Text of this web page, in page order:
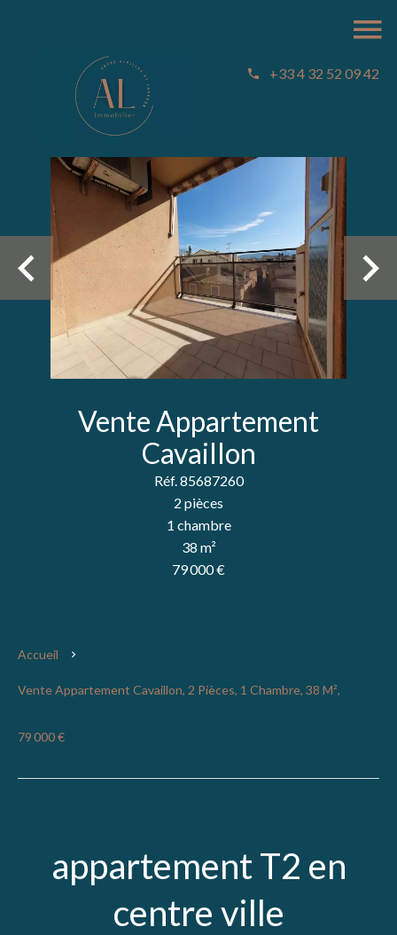
+33 4 32 52 09 42
Vente Appartement
Cavaillon
Réf. 85687260
2 pièces
1 chambre
38 m²
79 000 €
Accueil
Vente Appartement Cavaillon, 2 Pièces, 1 Chambre, 38 M²,
79 000 €
appartement T2 en
centre ville